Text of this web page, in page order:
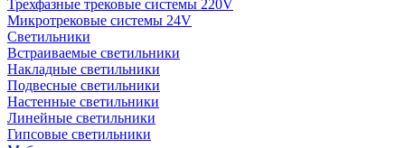
Трехфазные трековые системы 220V
Микротрековые системы 24V
Светильники
Встраиваемые светильники
Накладные светильники
Подвесные светильники
Настенные светильники
Линейные светильники
Гипсовые светильники